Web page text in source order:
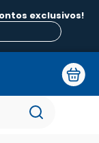
exclusivos!